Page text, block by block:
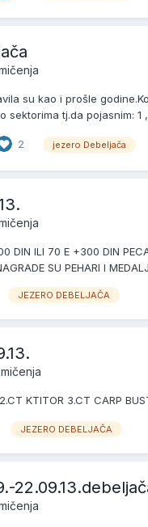
su kao i prošle
tj.da pojasnim: 1
2 jezero Debeljača
ILI 70 E +300 DIN
SU PEHARI I
JEZERO DEBELJAČA
2.CT KTITOR 3.CT CARP
JEZERO DEBELJAČA